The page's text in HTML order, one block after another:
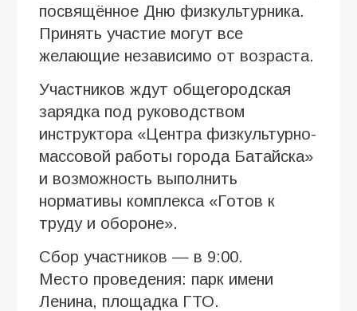
посвящённое Дню физкультурника.
Принять участие могут все
желающие независимо от возраста.
Участников ждут общегородская
зарядка под руководством
инструктора «Центра физкультурно-
массовой работы города Батайска»
и возможность выполнить
нормативы комплекса «Готов к
труду и обороне».
Сбор участников — в 9:00.
Место проведения: парк имени
Ленина, площадка ГТО.